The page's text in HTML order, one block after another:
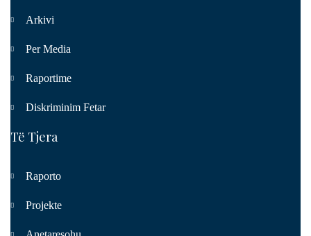
Arkivi
Per Media
Raportime
Diskriminim Fetar
Të Tjera
Raporto
Projekte